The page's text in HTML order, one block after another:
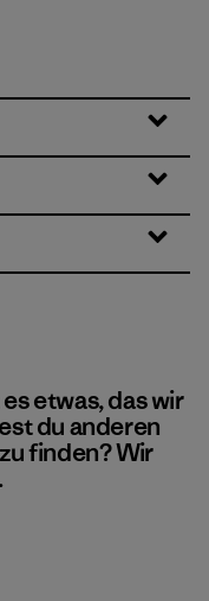
etwas, das wir
du anderen
finden? Wir